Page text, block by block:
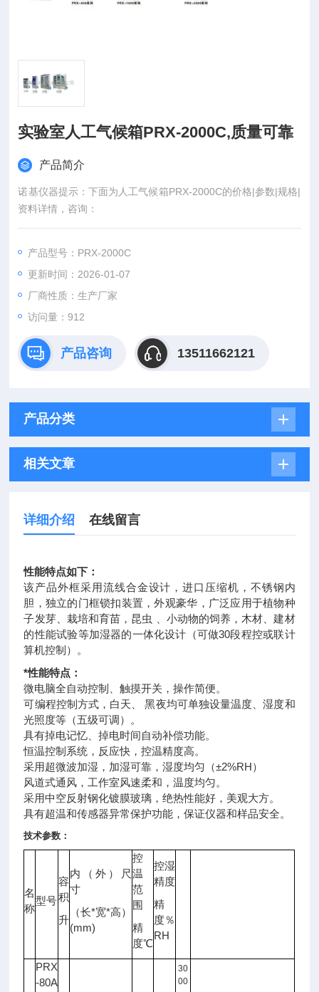
实验室人工气候箱PRX-2000C,质量可靠
产品简介
诺基仪器提示：下面为人工气候箱PRX-2000C的价格|参数|规格|
资料详情，咨询：
产品型号：PRX-2000C
更新时间：2026-01-07
厂商性质：生产厂家
访问量：912
产品咨询 13511662121
产品分类
相关文章
详细介绍 在线留言
性能特点如下：
该产品外框采用流线合金设计，进口压缩机，不锈钢内
胆，独立的门框锁扣装置，外观豪华，广泛应用于植物种
子发芽、栽培和育苗，昆虫 、小动物的饲养，木材、建材
的性能试验等加湿器的一体化设计（可做30段程控或联计
算机控制）。
*性能特点：
微电脑全自动控制、触摸开关，操作简便。
可编程控制方式，白天、 黑夜均可单独设量温度、湿度和
光照度等（五级可调）。
具有掉电记忆、掉电时间自动补偿功能。
恒温控制系统，反应快，控温精度高。
采用超微波加湿，加湿可靠，湿度均匀（±2%RH）
风道式通风，工作室风速柔和，温度均匀。
采用中空反射钢化镀膜玻璃，绝热性能好，美观大方。
具有超温和传感器异常保护功能，保证仪器和样品安全。
技术参数：
名
称
型号
容
积
升
内（外）尺
寸
（长*宽*高）
(mm)
控
温
范
围
精
度℃
控湿
精度
精
度％
RH
PRX
-80A
30
00